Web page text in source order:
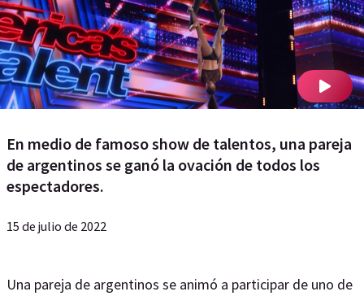
En medio de famoso show de talentos, una pareja
de argentinos se ganó la ovación de todos los
espectadores.
15 de julio de 2022
Una pareja de argentinos se animó a participar de uno de